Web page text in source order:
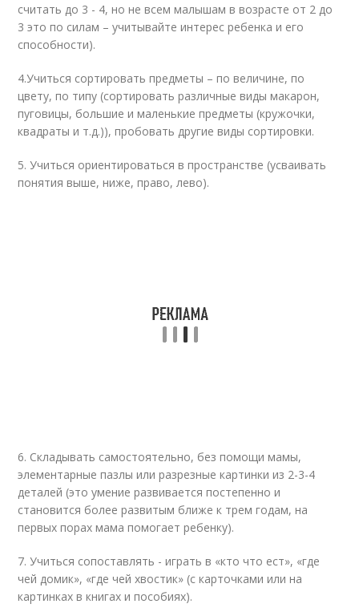
считать до 3 - 4, но не всем малышам в возрасте от 2 до
3 это по силам – учитывайте интерес ребенка и его
способности).
4.Учиться сортировать предметы – по величине, по
цвету, по типу (сортировать различные виды макарон,
пуговицы, большие и маленькие предметы (кружочки,
квадраты и т.д.)), пробовать другие виды сортировки.
5. Учиться ориентироваться в пространстве (усваивать
понятия выше, ниже, право, лево).
6. Складывать самостоятельно, без помощи мамы,
элементарные пазлы или разрезные картинки из 2-3-4
деталей (это умение развивается постепенно и
становится более развитым ближе к трем годам, на
первых порах мама помогает ребенку).
7. Учиться сопоставлять - играть в «кто что ест», «где
чей домик», «где чей хвостик» (с карточками или на
картинках в книгах и пособиях).